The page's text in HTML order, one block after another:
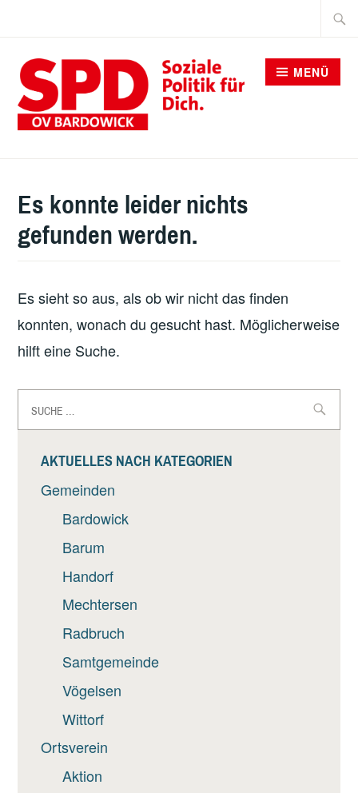
springen
Suche
MENÜ
Es konnte leider nichts
gefunden werden.
Es sieht so aus, als ob wir nicht das finden
konnten, wonach du gesucht hast. Möglicherweise
hilft eine Suche.
nach:
AKTUELLES NACH KATEGORIEN
Gemeinden
Bardowick
Barum
Handorf
Mechtersen
Radbruch
Samtgemeinde
Vögelsen
Wittorf
Ortsverein
Aktion